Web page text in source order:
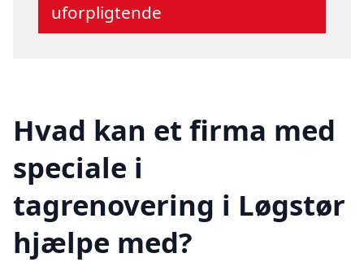
uforpligtende
Hvad kan et firma med
speciale i
tagrenovering i Løgstør
hjælpe med?